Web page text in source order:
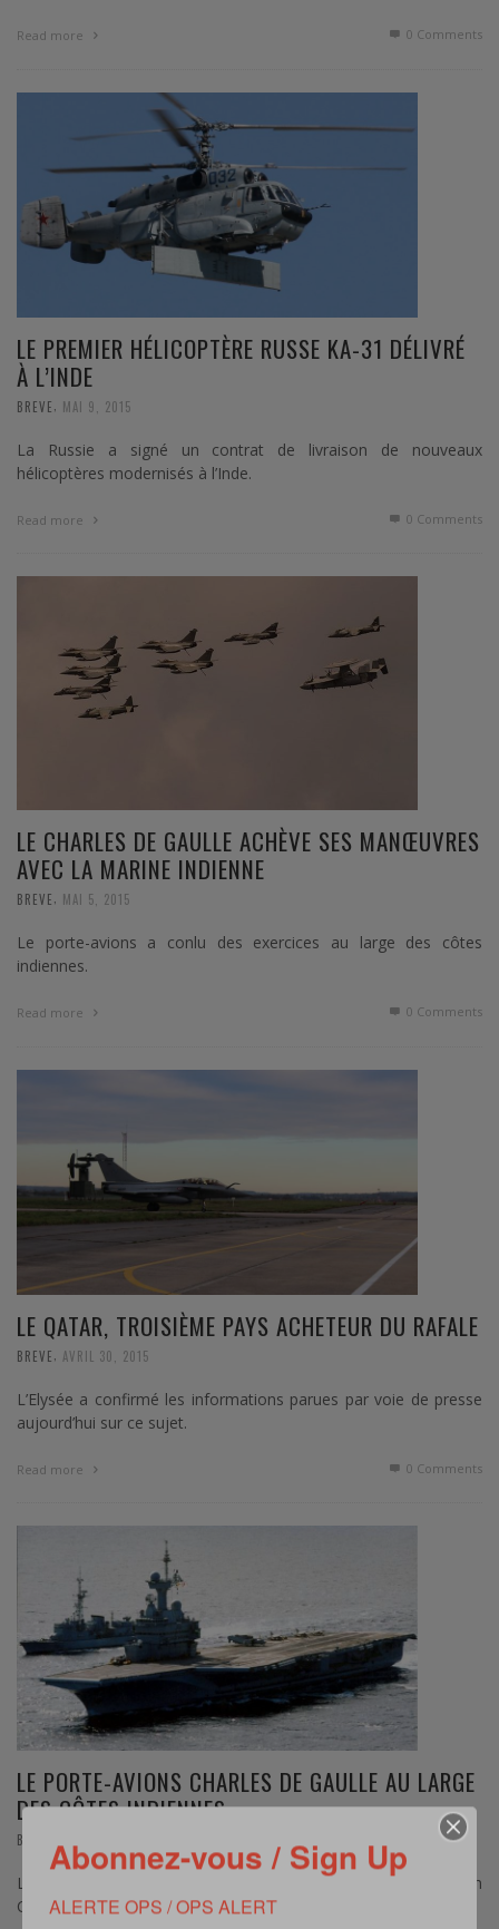
Read more 0 Comments
LE PREMIER HÉLICOPTÈRE RUSSE KA-31 DÉLIVRÉ
À L’INDE
BREVE MAI 9, 2015
La Russie a signé un contrat de livraison de nouveaux
hélicoptères modernisés à l’Inde.
Read more 0 Comments
LE CHARLES DE GAULLE ACHÈVE SES MANŒUVRES
AVEC LA MARINE INDIENNE
BREVE MAI 5, 2015
Le porte-avions a conlu des exercices au large des côtes
indiennes.
Read more 0 Comments
LE QATAR, TROISIÈME PAYS ACHETEUR DU RAFALE
BREVE AVRIL 30, 2015
L’Elysée a confirmé les informations parues par voie de presse
aujourd’hui sur ce sujet.
Read more 0 Comments
LE PORTE-AVIONS CHARLES DE GAULLE AU LARGE
DES CÔTES INDIENNES
BREVE
Le fleuron de la marine nationale s’est désengagé de l’opération
Chammal en Irak.
Abonnez-vous / Sign Up
ALERTE OPS / OPS ALERT